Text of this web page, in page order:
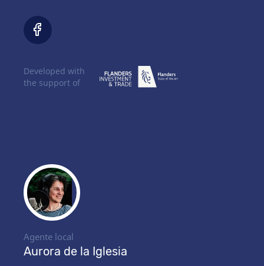
Agente local
Aurora de la Iglesia
Developed with
the support of